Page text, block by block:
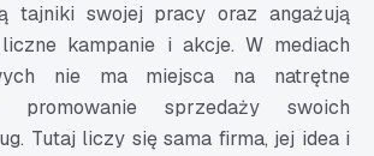
tajniki swojej pracy oraz angażują
kampanie i akcje. W mediach
nie ma miejsca na natrętne
promowanie sprzedaży swoich
Tutaj liczy się sama firma, jej idea i